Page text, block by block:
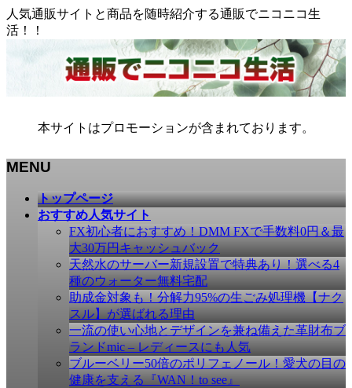
人気通販サイトと商品を随時紹介する通販でニコニコ生
活！！
本サイトはプロモーションが含まれております。
MENU
トップページ
おすすめ人気サイト
FX初心者におすすめ！DMM FXで手数料0円＆最
大30万円キャッシュバック
天然水のサーバー新規設置で特典あり！選べる4
種のウォーター無料宅配
助成金対象も！分解力95%の生ごみ処理機【ナク
スル】が選ばれる理由
一流の使い心地とデザインを兼ね備えた革財布ブ
ランドmic – レディースにも人気
ブルーベリー50倍のポリフェノール！愛犬の目の
健康を支える『WAN！to see』